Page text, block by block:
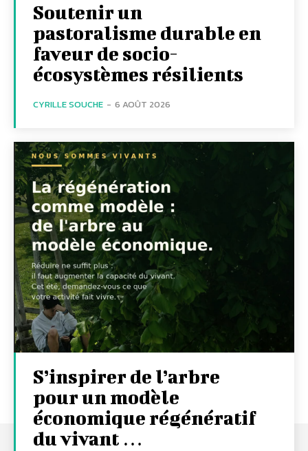
Soutenir un
pastoralisme durable en
faveur de socio-
écosystèmes résilients
CYRILLE SOUCHE - 6 AOÛT 2026
S’inspirer de l’arbre
pour un modèle
économique régénératif
du vivant …